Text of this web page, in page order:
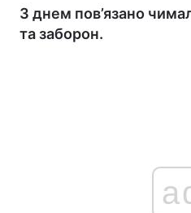
З днем пов’язано
та заборон.